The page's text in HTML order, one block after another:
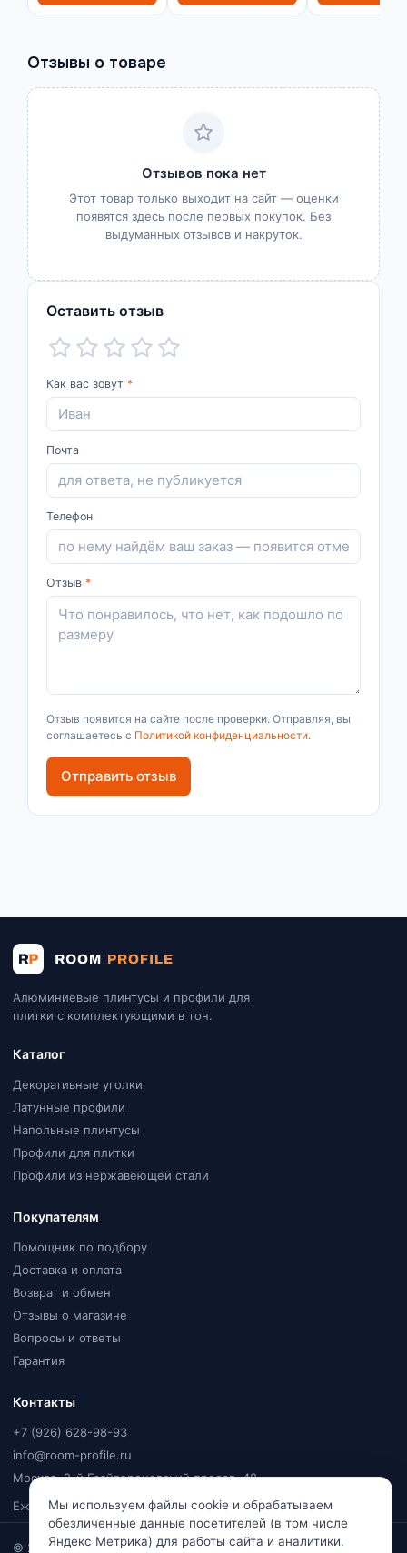
Отзывы о товаре
Отзывов пока нет
Этот товар только выходит на сайт — оценки
появятся здесь после первых покупок. Без
выдуманных отзывов и накруток.
Оставить отзыв
Как вас зовут *
Почта
Телефон
Отзыв *
Отзыв появится на сайте после проверки. Отправляя, вы
соглашаетесь с Политикой конфиденциальности.
Отправить отзыв
Алюминиевые плинтусы и профили для
плитки с комплектующими в тон.
Каталог
Декоративные уголки
Латунные профили
Напольные плинтусы
Профили для плитки
Профили из нержавеющей стали
Покупателям
Помощник по подбору
Доставка и оплата
Возврат и обмен
Отзывы о магазине
Вопросы и ответы
Гарантия
Контакты
+7 (926) 628-98-93
info@room-profile.ru
Москва, 2-й Грайвороновский проезд, 48
Ежедневно, 9:00–20:00
© 2026Room Profile. Все права защищены. Ваулин Константин
Мы используем файлы cookie и обрабатываем
обезличенные данные посетителей (в том числе
Яндекс Метрика) для работы сайта и аналитики.